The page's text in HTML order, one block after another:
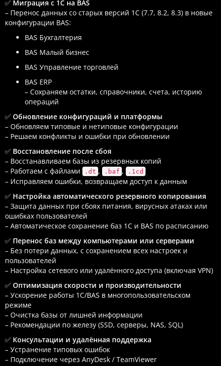
✅ Миграция с 1С на BAS
– Перенос данных со старых версий 1С (7.7, 8.2, 8.3) в новые
конфигурации BAS:
BAS Бухгалтерия
BAS Малый бизнес
BAS Управление торговлей
BAS ERP
– Сохраняем остатки, справочники, счета, историю
операций
✅ Обновление конфигураций и платформы
– Обновляем типовые и нетиповые конфигурации
– Решаем конфликты и ошибки при обновлении
✅ Восстановление после сбоя
– Восстанавливаем базы из резервных копий
– Работаем с файлами
.dt , .baf , .1cd
– Исправляем ошибки, возвращаем доступ к данным
✅ Настройка автоматического резервного копирования
– Защита данных при сбоях питания, вирусных атаках или
ошибках пользователей
– Автоматическое сохранение баз 1С и BAS по расписанию
✅ Перенос баз между компьютерами или серверами
– Без потери данных, с сохранением всех настроек и
пользователей
– Настройка сетевого или удалённого доступа (включая VPN)
✅ Оптимизация скорости и производительности
– Ускорение работы 1С/BAS в многопользовательском
режиме
– Очистка базы от лишней информации
– Рекомендации по железу (SSD, серверы, NAS, SQL)
✅ Консультации и удалённая поддержка
– Устранение типовых ошибок
– Подключение через AnyDesk / TeamViewer